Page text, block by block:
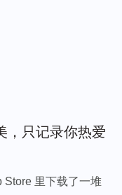
，只记录你热爱
Store 里下载了一堆